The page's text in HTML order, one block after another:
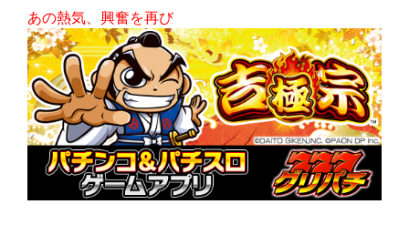
あの熱気、興奮を再び